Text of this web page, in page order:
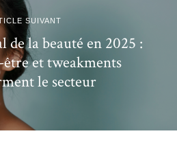
SUIVANT
de la beauté en 2025 :
et tweakments
le secteur